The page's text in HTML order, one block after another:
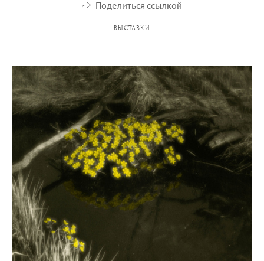
Поделиться ссылкой
ВЫСТАВКИ